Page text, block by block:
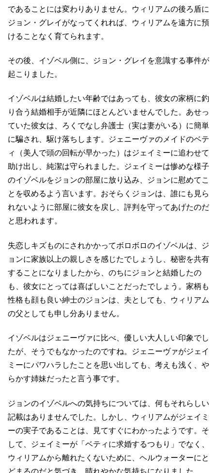
であることには変わりありません。ウィリアムの後ろ盾に
ジョン・グレイがなってくれれば、ウィリアムを遠方に預
けることなく育てられます。
その後、イゾベル側に、ジョン・グレイを意識する事件が
起こりました。
イゾベルは結婚したい年齢ではあっても、彼女の家柄に釣
り合う結婚相手が近隣にほとんどいませんでした。あせっ
ていた彼女は、ろくでなし弁護士（実は妻がいる）に簡単
に騙され、駆け落ちします。ジェニーヴァのメイドのベテ
ィ（美人で頭の回転が早かった）はジェイミーに追わせて
助け出し、純潔は守られました。ジェイミーは惨めな様子
のイゾベルをジョンの部屋に放り込み、ジョンに慰めてこ
とを収めるよう言います。おそらくジョンは、誰にも見ら
れないように部屋に彼女を戻し、評判を守ってあげたのだ
と思われます。
失恋しキズものにされかかってボロボロのイゾベルは、ジ
ョンに家族以上の親しさを感じたでしょうし、秘密を共有
することになりましたから、のちにジョンと結婚したの
も、彼女にとっては喜ばしいことだったでしょう。家柄も
性格も顔も良い紳士のジョンは、夫としても、ウィリアム
の父としても申し分ありません。
イゾベルはジェニーヴァに比べ、優しい大人しい印象でし
たが、そうでもなかったのですね。ジェニーヴァがジェイ
ミーにパワハラしたことを思い出しても、考えも浅く、や
らかす姉妹だったと言う事です。
ジョンのイゾベルへの気持ちについては、何もそれらしい
記載はありませんでした。しかし、ウィリアムがジェイミ
ーの実子であることは、見てすぐにわかったようです。そ
して、ジェイミーが「ベティに求婚するつもり」でなく、
ウィリアムから離れたくないために、ヘルウォーターにと
どまるのだと気づき、晴れやかな気持ちになりました。